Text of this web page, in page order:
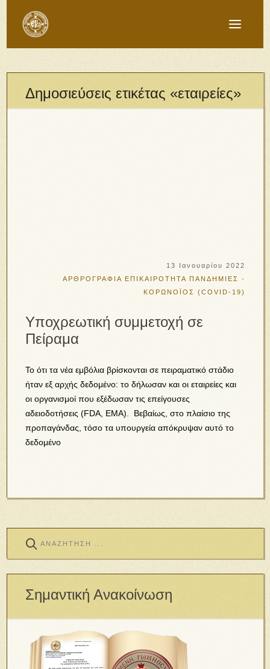
Δημοσιεύσεις ετικέτας «εταιρείες»
13 Ιανουαρίου 2022
ΑΡΘΡΟΓΡΑΦΙΑ ΕΠΙΚΑΙΡΟΤΗΤΑ ΠΑΝΔΗΜΙΕΣ -
ΚΟΡΩΝΟΪΟΣ (COVID-19)
Υποχρεωτική συμμετοχή σε
Πείραμα
Το ότι τα νέα εμβόλια βρίσκονται σε πειραματικό στάδιο
ήταν εξ αρχής δεδομένο: το δήλωσαν και οι εταιρείες και
οι οργανισμοί που εξέδωσαν τις επείγουσες
αδειοδοτήσεις (FDA, EMA). Βεβαίως, στο πλαίσιο της
προπαγάνδας, τόσο τα υπουργεία απόκρυψαν αυτό το
δεδομένο
Σημαντική Ανακοίνωση